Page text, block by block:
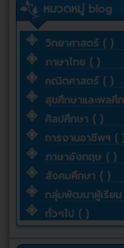
หมวดหมู่ blog
วิทยาศาสตร์ ( )
ภาษาไทย ( )
คณิตศาสตร์ ( )
สุขศึกษาและพลศึ
ศิลปศึกษา ( )
การงานอาชีพฯ (
ภาษาอังกฤษ ( )
สังคมศึกษา ( )
กลุ่มพัฒนาผู้เรีย
ทั่วๆไป ( )